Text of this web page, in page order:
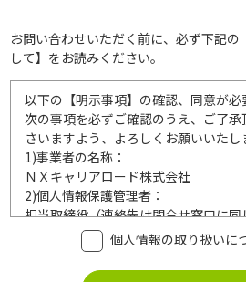
お問い合わせいただく前に、必ず下記の
して】をお読みください。
以下の【明示事項】の確認、同意が必
次の事項を必ずご確認のうえ、ご了
さいますよう、よろしくお願いいたし
1)事業者の名称：
ＮＸキャリアロード株式会社
2)個人情報保護管理者：
担当取締役（連絡先は問合せ窓口に同
利用目的：
ご記入頂いた個人情報は、次の利用目
利用いたします。
個人情報の取り扱いに